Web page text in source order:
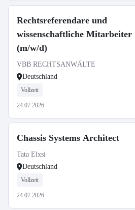
Rechtsreferendare und
wissenschaftliche Mitarbeiter
(m/w/d)
VBB RECHTSANWÄLTE
Deutschland
Vollzeit
24.07.2026
Chassis Systems Architect
Tata Elxsi
Deutschland
Vollzeit
24.07.2026